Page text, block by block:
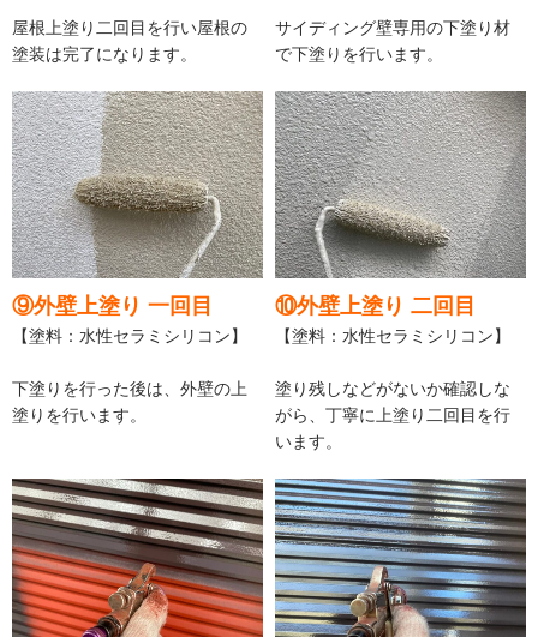
屋根上塗り二回目を行い屋根の
塗装は完了になります。
サイディング壁専用の下塗り材
で下塗りを行います。
⑨外壁上塗り 一回目
【塗料：水性セラミシリコン】
下塗りを行った後は、外壁の上
塗りを行います。
⑩外壁上塗り 二回目
【塗料：水性セラミシリコン】
塗り残しなどがないか確認しな
がら、丁寧に上塗り二回目を行
います。